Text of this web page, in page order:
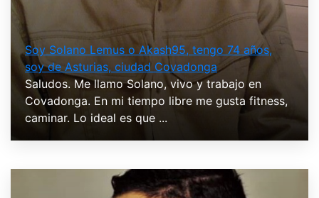
Soy Solano Lemus o Akash95, tengo 74 años,
soy de Asturias, ciudad Covadonga
Saludos. Me llamo Solano, vivo y trabajo en
Covadonga. En mi tiempo libre me gusta fitness,
caminar. Lo ideal es que ...